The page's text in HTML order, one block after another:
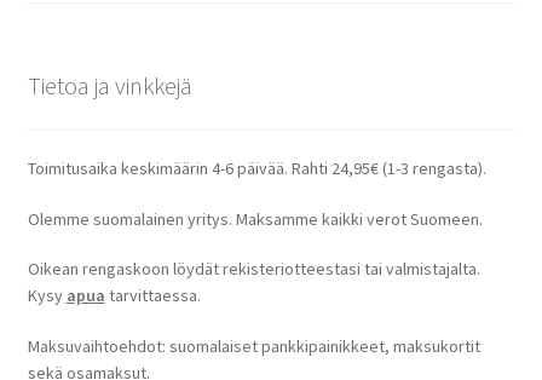
Tietoa ja vinkkejä
Toimitusaika keskimäärin 4-6 päivää. Rahti 24,95€ (1-3 rengasta).
Olemme suomalainen yritys. Maksamme kaikki verot Suomeen.
Oikean rengaskoon löydät rekisteriotteestasi tai valmistajalta.
Kysy apua tarvittaessa.
Maksuvaihtoehdot: suomalaiset pankkipainikkeet, maksukortit
sekä osamaksut.